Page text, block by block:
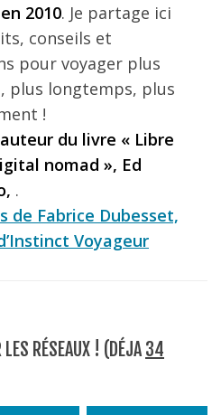
2010. Je partage ici
conseils et
pour voyager plus
plus longtemps, plus
!
du livre « Libre
nomad », Ed
.
de Fabrice Dubesset,
Voyageur
LES RÉSEAUX ! (DÉJA 34